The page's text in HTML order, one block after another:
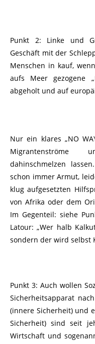
Punkt 2: Linke und
Geschäft mit der
Menschen in kauf,
aufs Meer gezogene
abgeholt und auf
Nur ein klares „NO
Migrantenströme
dahinschmelzen
schon immer Armut,
klug aufgesetzten
von Afrika oder dem
Im Gegenteil: siehe
Latour: „Wer halb
sondern der wird selbst
Punkt 3: Auch wollen
Sicherheitsapparat
(innere Sicherheit) und
Sicherheit) sind seit
Wirtschaft und